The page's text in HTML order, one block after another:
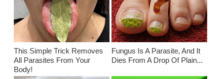
This Simple Trick Removes
All Parasites From Your
Body!
Fungus Is A Parasite, And It
Dies From A Drop Of Plain...